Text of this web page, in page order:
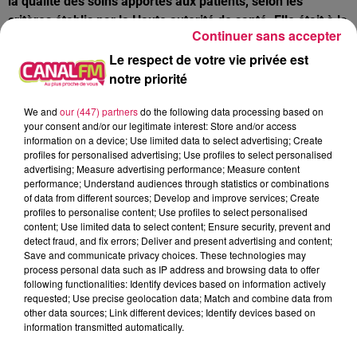
critères établis par la Haute autorité de santé. Elle était à la
tête d’une structure de 750 salariés, qui ne manquent pas
de projets, comme par exemple la rénovation thermique de
la clinique gériatrique. C’est Serge Gunst, le directeur du
la nomination d’un nouveau directeur !
Deux nouvelles visites estivales les samedis 9 et 16 juillet
au Pays Mormal
Les Office de tourisme du Quesnoy, de Bavay et de
Maroilles vous donnent rendez-vous demain pour assister
à des démonstrations de conception de bijoux en bois à
l’atelier « La Fabrique » de Preux-au-Bois. Une balade
100% nature sur les chemins des écureuils vous sera
également proposée le 16 juillet prochains (le lieu de
départ de la balade reste secret).
Le respect de votre vie privée est
notre priorité
We and our (447) partnersdo the following data processing based on
your consent and/or our legitimate interest: Store and/or access
information on a device; Use limited data to select advertising; Create
profiles for personalised advertising; Use profiles to select personalised
advertising; Measure advertising performance; Measure content
performance; Understand audiences through statistics or combinations
of data from different sources; Develop and improve services; Create
profiles to personalise content; Use profiles to select personalised
content; Use limited data to select content; Ensure security, prevent and
detect fraud, and fix errors; Deliver and present advertising and content;
Save and communicate privacy choices. These technologies may
process personal data such as IP address and browsing data to offer
following functionalities: Identify devices based on information actively
requested; Use precise geolocation data; Match and combine data from
other data sources; Link different devices; Identify devices based on
information transmitted automatically.
Continuer sans accepter